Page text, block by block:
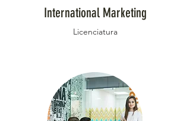
International Marketing
Licenciatura